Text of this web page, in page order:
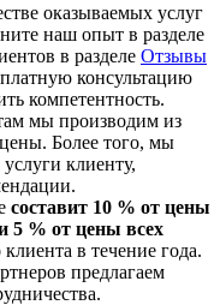
оказываемых услуг
наш опыт в разделе
в разделе Отзывы
консультацию
компетентность.
мы производим из
Более того, мы
клиенту,
составит 10 % от цены
5 % от цены всех
клиента в течение года.
предлагаем